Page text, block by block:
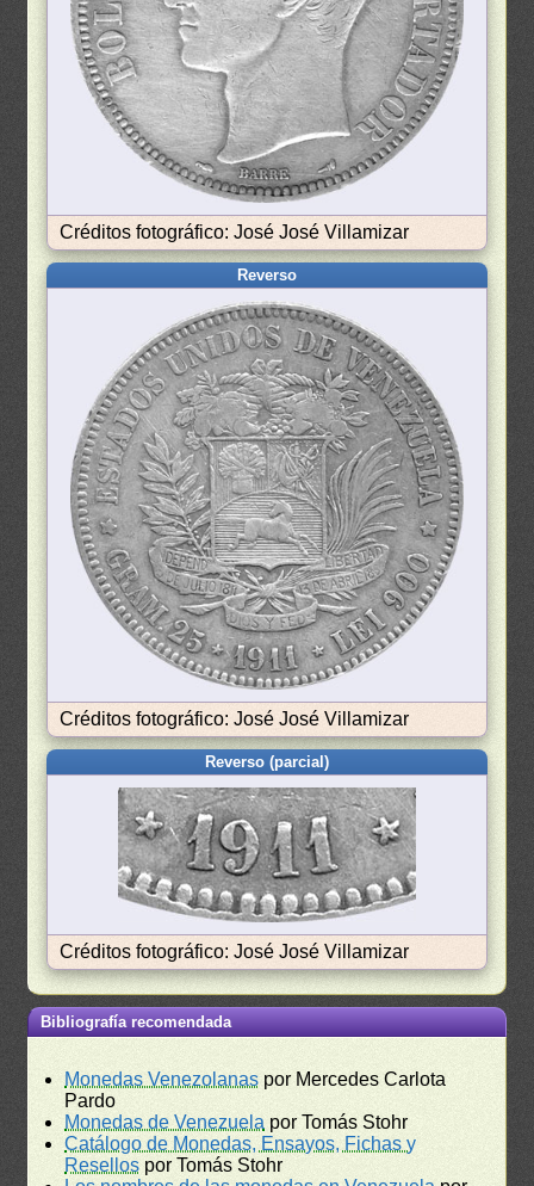
Créditos fotográfico: José José Villamizar
Reverso
Créditos fotográfico: José José Villamizar
Reverso (parcial)
Créditos fotográfico: José José Villamizar
Bibliografía recomendada
Monedas Venezolanas por Mercedes Carlota
Pardo
Monedas de Venezuela por Tomás Stohr
Catálogo de Monedas, Ensayos, Fichas y
Resellos por Tomás Stohr